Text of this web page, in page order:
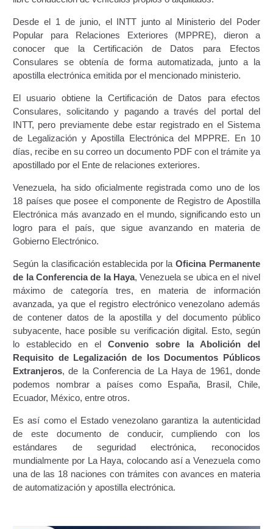
Registro Original de Licencia para Conducir Tercer
Grado (3°) – (Mayores de 16 y menores de 18 años).
Registro Original de Licencia para Conducir Tercer
Grado (3°).
Renovación de Licencia para Conducir (Servicio
Automatizado).
Licencia para Conducir – Servicio Frecuente
Llamado a Concurso Abierto
Marco Jurídico
Campaña de educación vial y ciudadana
Recaudos y requisitos para cambio de motivo de un
medio publicitario fijo.
Recaudos y requisitos para Estudio de Proyecto
para instalación de medio publicitario (valla
publicitaria).
renovación de autorización de medio publicitario fijo.
Recaudos y requisitos para instalación o
renovación de medio publicitario fijo.
Desde el 1 de junio, el INTT junto al Ministerio del Poder
Popular para Relaciones Exteriores (MPPRE), dieron a
conocer que la Certificación de Datos para Efectos
Consulares se obtenía de forma automatizada, junto a la
apostilla electrónica emitida por el mencionado ministerio.
El usuario obtiene la Certificación de Datos para efectos
Consulares, solicitando y pagando a través del portal del
INTT, pero previamente debe estar registrado en el Sistema
de Legalización y Apostilla Electrónica del MPPRE. En 10
días, recibe en su correo un documento PDF con el trámite ya
apostillado por el Ente de relaciones exteriores.
Venezuela, ha sido oficialmente registrada como uno de los
18 países que posee el componente de Registro de Apostilla
Electrónica más avanzado en el mundo, significando esto un
logro para el país, que sigue avanzando en materia de
Gobierno Electrónico.
Según la clasificación establecida por laOficina Permanente
de la Conferencia de la Haya, Venezuela se ubica en el nivel
máximo de categoría tres, en materia de información
avanzada, ya que el registro electrónico venezolano además
de contener datos de la apostilla y del documento público
subyacente, hace posible su verificación digital. Esto, según
lo establecido en el Convenio sobre la Abolición del
Requisito de Legalización de los Documentos Públicos
Extranjeros, de la Conferencia de La Haya de 1961, donde
podemos nombrar a países como España, Brasil, Chile,
Ecuador, México, entre otros.
Es así como el Estado venezolano garantiza la autenticidad
de este documento de conducir, cumpliendo con los
estándares de seguridad electrónica, reconocidos
mundialmente por La Haya, colocando así a Venezuela como
una de las 18 naciones con trámites con avances en materia
de automatización y apostilla electrónica.